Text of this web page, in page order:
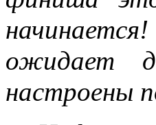
ожидает
настроены